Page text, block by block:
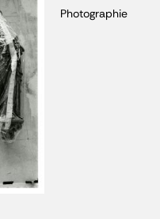
Photographie